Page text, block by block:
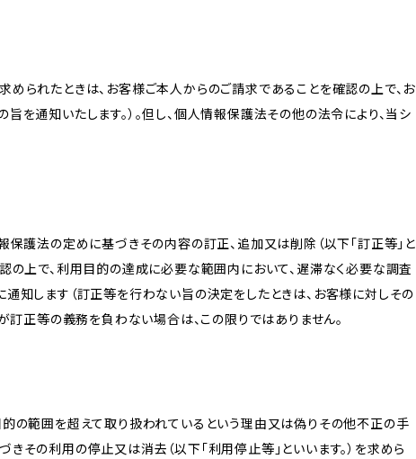
られたときは、お客様ご本人からのご請求であることを確認の上で、お
通知いたします。）。但し、個人情報保護法その他の法令により、当シ
保護法の定めに基づきその内容の訂正、追加又は削除（以下「訂正等」と
の上で、利用目的の達成に必要な範囲内において、遅滞なく必要な調査
知します（訂正等を行わない旨の決定をしたときは、お客様に対しその
訂正等の義務を負わない場合は、この限りではありません。
の範囲を超えて取り扱われているという理由又は偽りその他不正の手
その利用の停止又は消去（以下「利用停止等」といいます。）を求めら